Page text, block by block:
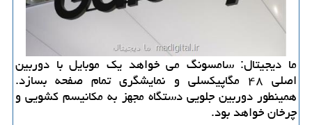
ما دیجیتال: سامسونگ می خواهد یك موبایل با دوربین
اصلی ۴۸ مگاپیكسلی و نمایشگری تمام صفحه بسازد.
همینطور دوربین جلویی دستگاه مجهز به مكانیسم كشویی و
چرخان خواهد بود.